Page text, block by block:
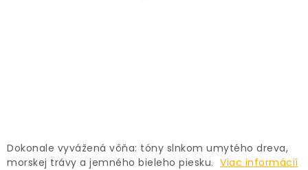
KVETINÁČE A OBALY NA RASTLINY
Dokonale vyvážená vôňa: tóny slnkom umytého dreva,
morskej trávy a jemného bieleho piesku. Viac informácií